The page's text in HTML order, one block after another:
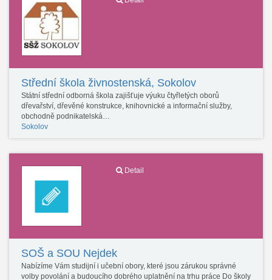
Střední škola živnostenská, Sokolov
Státní střední odborná škola zajišťuje výuku čtyřletých oborů
dřevařství, dřevěné konstrukce, knihovnické a informační služby,
obchodně podnikatelská…
Sokolov
Detail
SOŠ a SOU Nejdek
Nabízíme Vám studijní i učební obory, které jsou zárukou správné
volby povolání a budoucího dobrého uplatnění na trhu práce Do školy